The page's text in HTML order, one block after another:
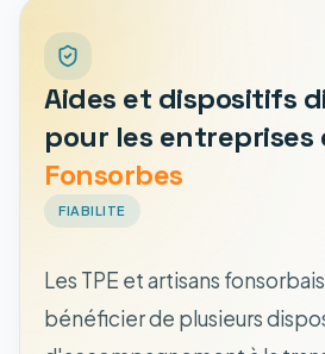
Aides et dispositifs
pour les entreprises
Fonsorbes
FIABILITE
Les TPE et artisans
bénéficier de plusieurs